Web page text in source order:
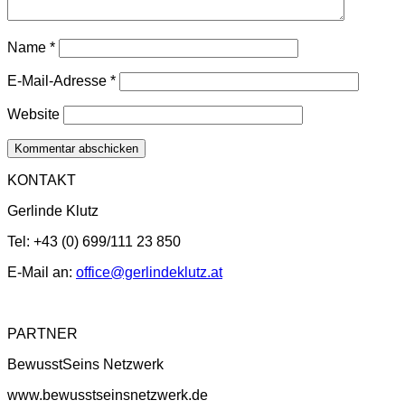
Name *
E-Mail-Adresse *
Website
KONTAKT
Gerlinde Klutz
Tel: +43 (0) 699/111 23 850
E-Mail an: office@gerlindeklutz.at
PARTNER
BewusstSeins Netzwerk
www.bewusstseinsnetzwerk.de